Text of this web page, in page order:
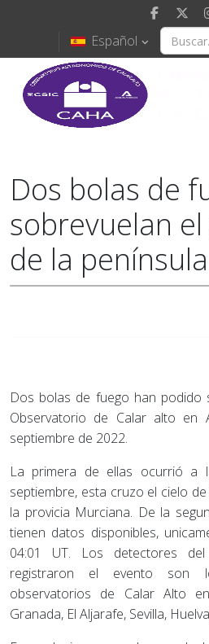
Español
Dos bolas de
sobrevuelan
de la
Dos bolas de fuego han podido
Observatorio de Calar alto en
septiembre de 2022.
La primera de ellas ocurrió
septiembre, esta cruzo el cielo
la provicia Murciana. De la
tienen datos disponibles,
04:01 UT. Los detectores
registraron el evento son
observatorios de Calar Alto
Granada, El Aljarafe, Sevilla,